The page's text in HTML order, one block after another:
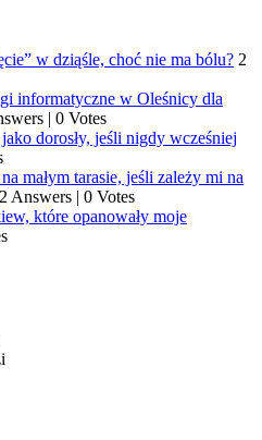
w dziąśle, choć nie ma bólu? 2
informatyczne w Oleśnicy dla
| 0 Votes
dorosły, jeśli nigdy wcześniej
małym tarasie, jeśli zależy mi na
2 Answers | 0 Votes
które opanowały moje